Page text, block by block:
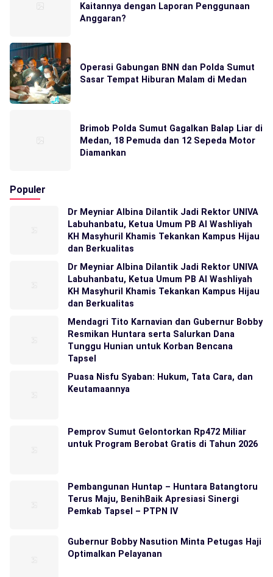
Kaitannya dengan Laporan Penggunaan
Anggaran?
Operasi Gabungan BNN dan Polda Sumut
Sasar Tempat Hiburan Malam di Medan
Brimob Polda Sumut Gagalkan Balap Liar di
Medan, 18 Pemuda dan 12 Sepeda Motor
Diamankan
Populer
Dr Meyniar Albina Dilantik Jadi Rektor UNIVA
Labuhanbatu, Ketua Umum PB Al Washliyah
KH Masyhuril Khamis Tekankan Kampus Hijau
dan Berkualitas
Dr Meyniar Albina Dilantik Jadi Rektor UNIVA
Labuhanbatu, Ketua Umum PB Al Washliyah
KH Masyhuril Khamis Tekankan Kampus Hijau
dan Berkualitas
Mendagri Tito Karnavian dan Gubernur Bobby
Resmikan Huntara serta Salurkan Dana
Tunggu Hunian untuk Korban Bencana
Tapsel
Puasa Nisfu Syaban: Hukum, Tata Cara, dan
Keutamaannya
Pemprov Sumut Gelontorkan Rp472 Miliar
untuk Program Berobat Gratis di Tahun 2026
Pembangunan Huntap – Huntara Batangtoru
Terus Maju, BenihBaik Apresiasi Sinergi
Pemkab Tapsel – PTPN IV
Gubernur Bobby Nasution Minta Petugas Haji
Optimalkan Pelayanan